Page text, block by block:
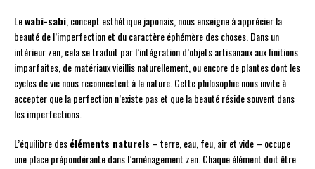
Lewabi-sabi, concept esthétique japonais, nous enseigne à apprécier la
beauté de l’imperfection et du caractère éphémère des choses. Dans un
intérieur zen, cela se traduit par l’intégration d’objets artisanaux aux finitions
imparfaites, de matériaux vieillis naturellement, ou encore de plantes dont les
cycles de vie nous reconnectent à la nature. Cette philosophie nous invite à
accepter que la perfection n’existe pas et que la beauté réside souvent dans
les imperfections.
L’équilibre deséléments naturels – terre, eau, feu, air et vide – occupe
une place prépondérante dans l’aménagement zen. Chaque élément doit être